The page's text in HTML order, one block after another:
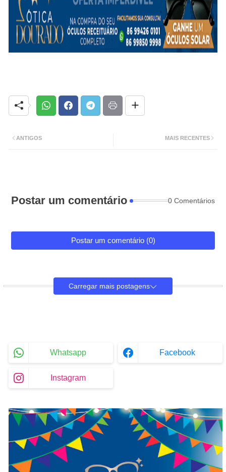
MAIS RECENTES
ANTIGOS
Postar um comentário 0 Comentários
Postar um comentário (0)
Carregar mais postagens
Whatsapp Facebook
Instagram